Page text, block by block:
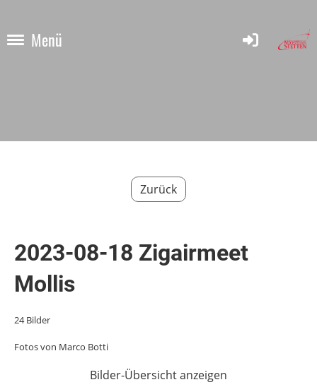
Menü
Zurück
2023-08-18 Zigairmeet
Mollis
24 Bilder
Fotos von Marco Botti
Bilder-Übersicht anzeigen